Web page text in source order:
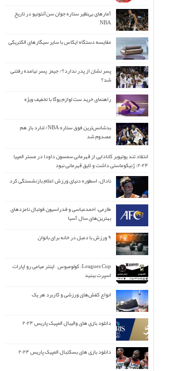
آمارهای بی‌نظیر ستاره جوان سن‌آنتونیو در تاریخ
NBA
مقایسه دستگاه ایکاس با سایر سیگارهای الکتریکی
پسر نشان از پدر ندارد؟/ جیمز ِ پسر نیامده رفتنی
شد؟
راهنمای خرید ست لوازم یوگا با تخفیف ویژه
بدشانس‌ترین فوق ستاره NBA/ لنارد باز هم
مصدوم شد
انتقاد تند یوتیوبر کانادایی از قهرمانی سمسون داودا در مستر المپیا
۲۰۲۴: ژنیکوماستی داشت و لایق قهرمانی نبود
نادال، اسطوره دنیای ورزش اعلام بازنشستگی کرد
طارمی، احمدعباسی و فدراسیون فوتبال نامزدهای
بهترین‌های سال آسیا
۹ ورزش با دمبل در خانه برای بانوان
Leagues Cup: کولومبوس – اینتر میامی رو اپارات
اسپرت ببنید
انواع کفش‌های ورزشی و کاربرد هر یک
دانلود بازی های والیبال المپیک پاریس ۲۰۲۴
دانلود بازی های بسکتبال المپیک پاریس ۲۰۲۴